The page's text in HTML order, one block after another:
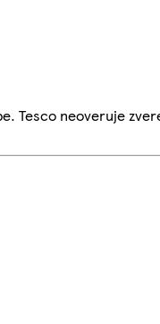
Tesco neoveruje